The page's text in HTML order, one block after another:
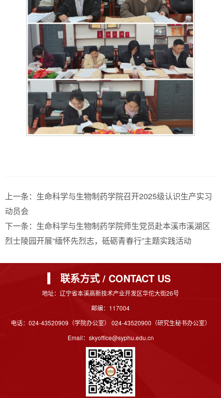
上一条： 生命科学与生物制药学院召开2025级认识生产实习
动员会
下一条： 生命科学与生物制药学院师生党员赴本溪市溪湖区
烈士陵园开展“缅怀先烈志，砥砺青春行”主题实践活动
联系方式 / CONTACT US
地址：辽宁省本溪高新技术产业开发区华佗大街26号
邮编：117004
电话：024-43520909（学院办公室） 024-43520900（研究生秘书办公室）
Email：skyoffice@syphu.edu.cn